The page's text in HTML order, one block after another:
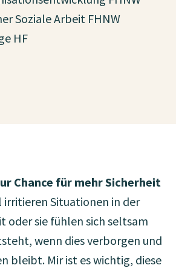
Soziale Arbeit FHNW
HF
Chance für mehr Sicherheit
irritieren Situationen in der
oder sie fühlen sich seltsam
wenn dies verborgen und
bleibt. Mir ist es wichtig, diese